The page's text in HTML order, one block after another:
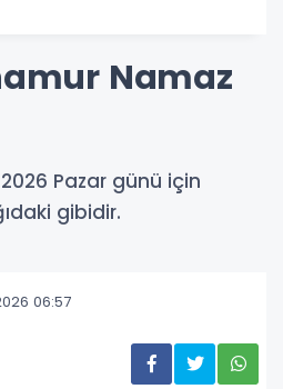
Namaz
Pazar günü için
gibidir.
06:57